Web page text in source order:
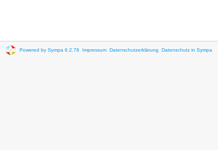
Powered by Sympa 6.2.76 Impressum Datenschutzerklärung Datenschutz in Sympa